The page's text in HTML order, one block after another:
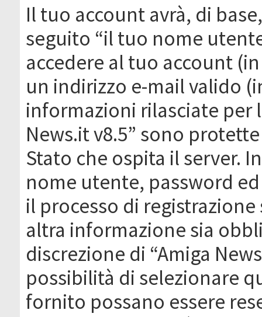
Il tuo account avrà, di
seguito “il tuo nome
accedere al tuo account
un indirizzo e-mail valido
informazioni rilasciate per
News.it v8.5” sono
Stato che ospita il server.
nome utente, password
il processo di registrazione
altra informazione sia
discrezione di “Amiga
possibilità di selezionare
fornito possano essere